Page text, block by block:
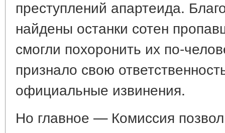
преступлений апартеида.
найдены останки сотен
смогли похоронить их по-
признало свою
официальные извинения.
Но главное — Комиссия